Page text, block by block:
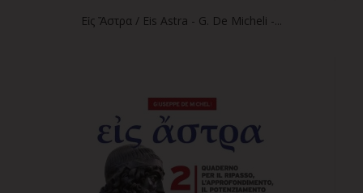
Εἰς Ἄστρα / Eis Astra - G. De Micheli -...